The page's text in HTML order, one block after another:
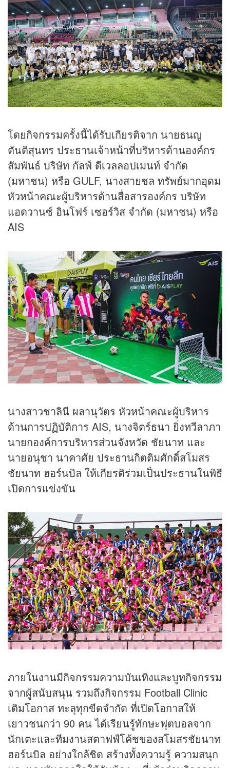
โดยกิจกรรมครั้งนี้ได้รับเกียรติจาก นายธนญ
ตันติสุนทร ประธานเจ้าหน้าที่บริหารด้านองค์กร
สัมพันธ์ บริษัท กัลฟ์ ดีเวลลอปเมนท์ จำกัด
(มหาชน) หรือ GULF, นางสายชล ทรัพย์มากอุดม
หัวหน้าคณะผู้บริหารด้านสื่อสารองค์กร บริษัท
แอดวานซ์ อินโฟร์ เซอร์วิส จำกัด (มหาชน) หรือ
AIS
นางสาวชาลินี ผลานุวัตร หัวหน้าคณะผู้บริหาร
ด้านการปฏิบัติการ AIS, นางจิตร์ธนา ยิ่งทวีลาภา
นายกองค์การบริหารส่วนจังหวัด ชัยนาท และ
นายอนุชา นาคาศัย ประธานกิตติมศักดิ์สโมสร
ชัยนาท ฮอร์นบิล ให้เกียรติร่วมเป็นประธานในพิธี
เปิดการแข่งขัน
ภายในงานมีกิจกรรมความบันเทิงและบูทกิจกรรม
จากผู้สนับสนุน รวมถึงกิจกรรม Football Clinic
เติมโอกาส ทะลุทุกขีดจำกัด ที่เปิดโอกาสให้
เยาวชนกว่า 90 คน ได้เรียนรู้ทักษะฟุตบอลจาก
นักเตะและทีมงานสตาฟฟ์โค้ชของสโมสรชัยนาท
ฮอร์นบิล อย่างใกล้ชิด สร้างทั้งความรู้ ความสนุก